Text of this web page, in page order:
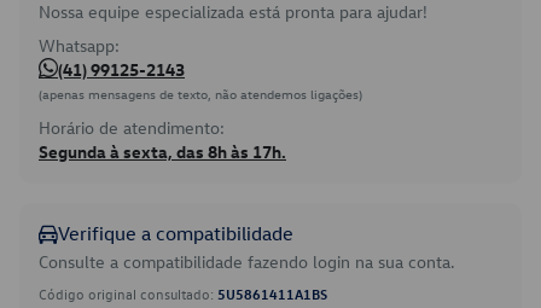
Nossa equipe especializada está pronta para ajudar!
Whatsapp:
(41) 99125-2143
(apenas mensagens de texto, não atendemos ligações)
Horário de atendimento:
Segunda à sexta, das 8h às 17h.
Verifique a compatibilidade
Consulte a compatibilidade fazendo login na sua conta.
Código original consultado: 5U5861411A1BS